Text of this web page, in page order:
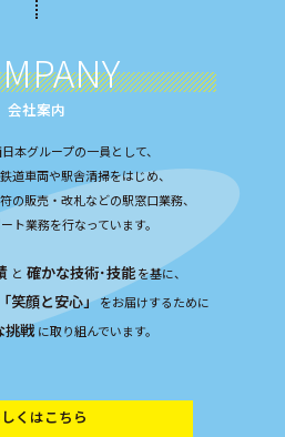
会社案内
本グループの一員として、
道車両や駅舎清掃をはじめ、
の販売・改札などの駅窓口業務、
ト業務を行なっています。
と 確かな技術･技能 を基に、
笑顔と安心」をお届けするために
挑戦 に取り組んでいます。
くはこちら